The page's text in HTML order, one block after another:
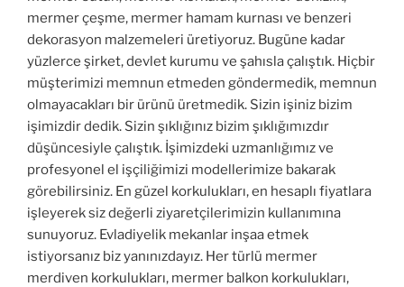
mermer çeşme, mermer hamam kurnası ve benzeri
dekorasyon malzemeleri üretiyoruz. Bugüne kadar
yüzlerce şirket, devlet kurumu ve şahısla çalıştık. Hiçbir
müşterimizi memnun etmeden göndermedik, memnun
olmayacakları bir ürünü üretmedik. Sizin işiniz bizim
işimizdir dedik. Sizin şıklığınız bizim şıklığımızdır
düşüncesiyle çalıştık. İşimizdeki uzmanlığımız ve
profesyonel el işçiliğimizi modellerimize bakarak
görebilirsiniz. En güzel korkulukları, en hesaplı fiyatlara
işleyerek siz değerli ziyaretçilerimizin kullanımına
sunuyoruz. Evladiyelik mekanlar inşaa etmek
istiyorsanız biz yanınızdayız. Her türlü mermer
merdiven korkulukları, mermer balkon korkulukları,